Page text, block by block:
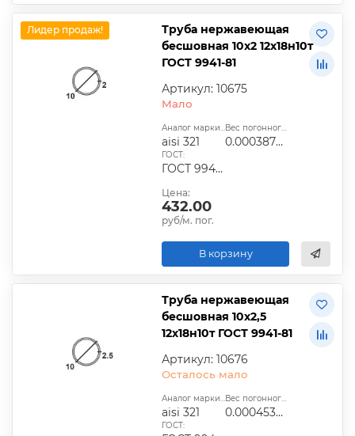
Лидер продаж!
Труба нержавеющая
бесшовная 10х2 12х18н10т
ГОСТ 9941-81
Артикул: 10675
Мало
Аналог марки стали:
aisi 321
Вес погонного метра, т.:
0.00038704
ГОСТ:
ГОСТ 9940-81, ГОСТ 9941-81, ГОСТ 24030-80, ГОСТ 10498-82
Цена:
432.00
руб/м. пог.
В корзину
Труба нержавеющая
бесшовная 10х2,5
12х18н10т ГОСТ 9941-81
Артикул: 10676
Осталось мало
Аналог марки стали:
aisi 321
Вес погонного метра, т.:
0.0004535625
ГОСТ: